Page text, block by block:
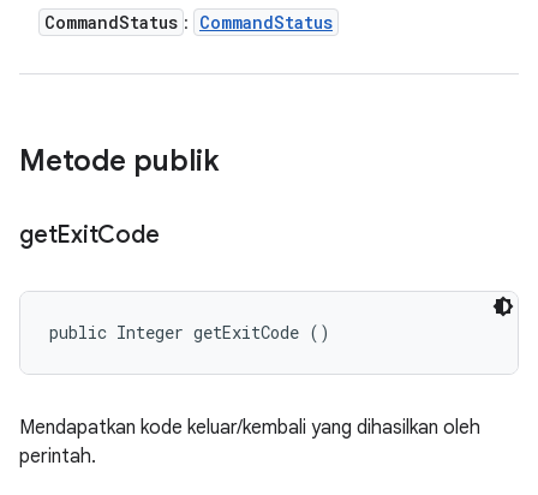
CommandStatus : CommandStatus
Metode publik
getExitCode
public Integer getExitCode ()
Mendapatkan kode keluar/kembali yang dihasilkan oleh
perintah.